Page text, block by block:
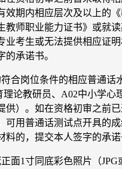
效期内相应层次及以上的
教师职业能力证书》或就
业考生或无法提供相应证
的承诺书。
符合岗位条件的相应普通话
理论教研员、A02中小学心
供）。如在资格初审之前
可用普通话测试点开具的成
料的，提交本人签字的承诺
面1寸同底彩色照片（JPG